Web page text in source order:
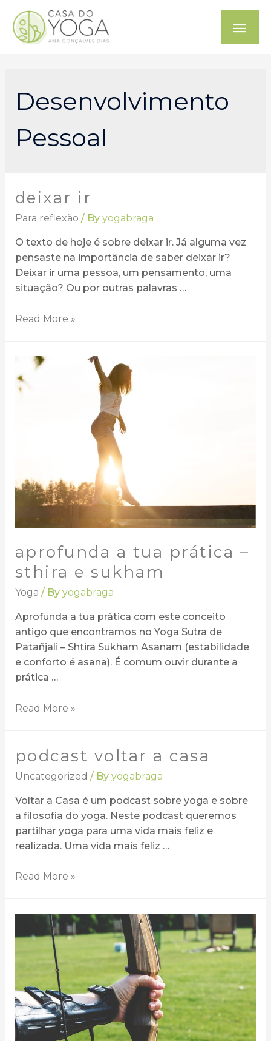
Desenvolvimento
Pessoal
deixar ir
Para reflexão / By yogabraga
O texto de hoje é sobre deixar ir. Já alguma vez
pensaste na importância de saber deixar ir?
Deixar ir uma pessoa, um pensamento, uma
situação? Ou por outras palavras …
Read More »
aprofunda a tua prática –
sthira e sukham
Yoga / By yogabraga
Aprofunda a tua prática com este conceito
antigo que encontramos no Yoga Sutra de
Patañjali – Shtira Sukham Asanam (estabilidade
e conforto é asana). É comum ouvir durante a
prática …
Read More »
podcast voltar a casa
Uncategorized / By yogabraga
Voltar a Casa é um podcast sobre yoga e sobre
a filosofia do yoga. Neste podcast queremos
partilhar yoga para uma vida mais feliz e
realizada. Uma vida mais feliz …
Read More »